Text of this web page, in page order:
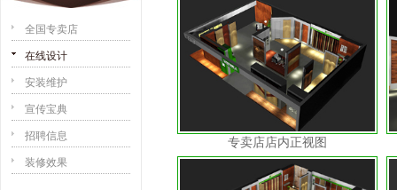
全国专卖店
在线设计
安装维护
宣传宝典
招聘信息
装修效果
专卖店店内正视图